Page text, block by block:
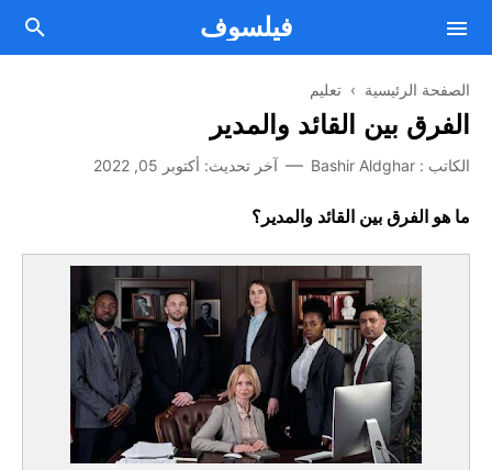
فيلسوف
مقالات فلسفية
علم النفس
الصحة العقلية والنفسية
أسلوب حياة
تطوير الذات
الطريق إلى النجاح
Facebook
Twitter
Telegram
Youtube
من نحن
اتصل بنا
اتفاقية الإستخدام
سياسة الخصوصية
الصفحة الرئيسية › تعليم
الفرق بين القائد والمدير
الكاتب : Bashir Aldghar آخر تحديث: أكتوبر 05, 2022
ما هو الفرق بين القائد والمدير؟